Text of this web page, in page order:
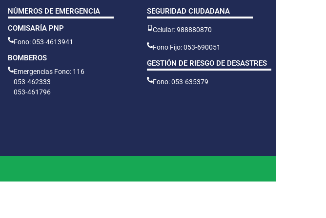
NÚMEROS DE EMERGENCIA
COMISARÍA PNP
Fono: 053-4613941
BOMBEROS
Emergencias Fono: 116
053-462333
053-461796
SEGURIDAD CIUDADANA
Celular: 988880870
Fono Fijo: 053-690051
GESTIÓN DE RIESGO DE DESASTRES
Fono: 053-635379